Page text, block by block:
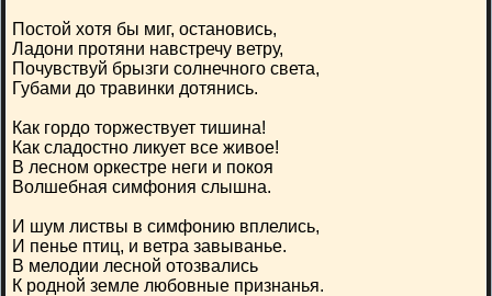
Постой хотя бы миг, остановись,
Ладони протяни навстречу ветру,
Почувствуй брызги солнечного света,
Губами до травинки дотянись.
Как гордо торжествует тишина!
Как сладостно ликует все живое!
В лесном оркестре неги и покоя
Волшебная симфония слышна.
И шум листвы в симфонию вплелись,
И пенье птиц, и ветра завыванье.
В мелодии лесной отозвались
К родной земле любовные признанья.